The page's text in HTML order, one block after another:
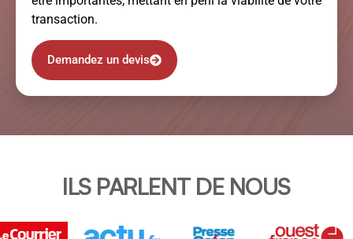
transaction.
Demandez un devis
ILS PARLENT DE NOUS